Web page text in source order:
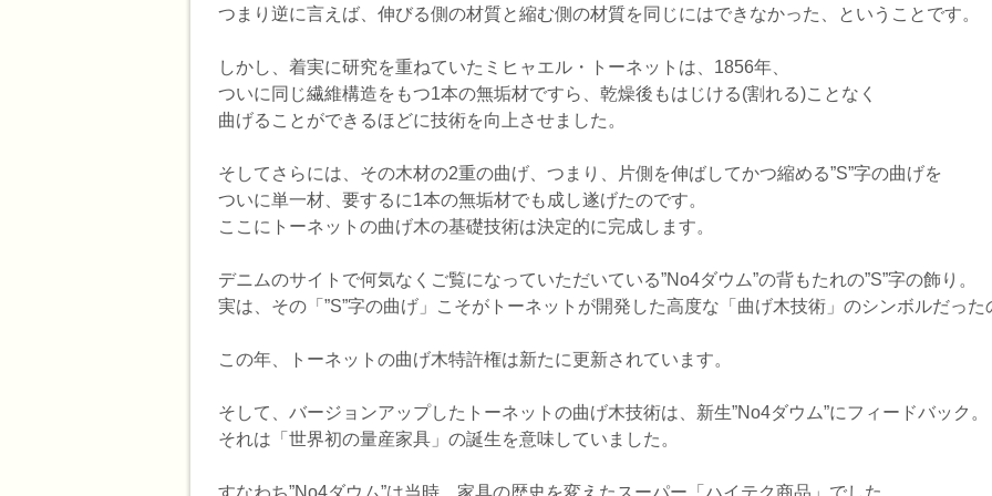
つまり逆に言えば、伸びる側の材質と縮む側の材質を同じにはできなかった、ということです。
しかし、着実に研究を重ねていたミヒャエル・トーネットは、1856年、
ついに同じ繊維構造をもつ1本の無垢材ですら、乾燥後もはじける(割れる)ことなく
曲げることができるほどに技術を向上させました。
そしてさらには、その木材の2重の曲げ、つまり、片側を伸ばしてかつ縮める”S”字の曲げを
ついに単一材、要するに1本の無垢材でも成し遂げたのです。
ここにトーネットの曲げ木の基礎技術は決定的に完成します。
デニムのサイトで何気なくご覧になっていただいている”No4ダウム”の背もたれの”S”字の飾り。
実は、その「”S”字の曲げ」こそがトーネットが開発した高度な「曲げ木技術」のシンボルだった
この年、トーネットの曲げ木特許権は新たに更新されています。
そして、バージョンアップしたトーネットの曲げ木技術は、新生”No4ダウム”にフィードバック。
それは「世界初の量産家具」の誕生を意味していました。
すなわち”No4ダウム”は当時、家具の歴史を変えたスーパー「ハイテク商品」でした。